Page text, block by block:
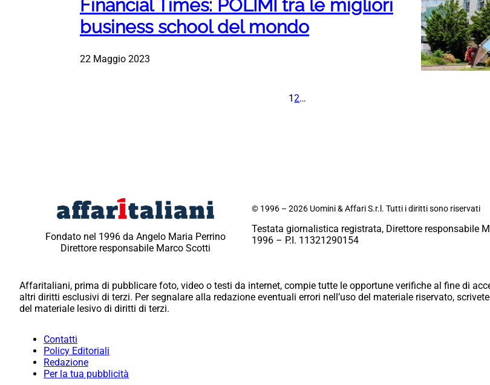
Financial Times: POLIMI tra le migliori
business school del mondo
22 Maggio 2023
12…
Fondato nel 1996 da Angelo Maria Perrino
Direttore responsabile Marco Scotti
© 1996 – 2026 Uomini & Affari S.r.l. Tutti i diritti sono riservati
Testata giornalistica registrata, Direttore responsabile
1996 – P.I. 11321290154
Affaritaliani, prima di pubblicare foto, video o testi da internet, compie tutte le opportune verifiche al fine di
altri diritti esclusivi di terzi. Per segnalare alla redazione eventuali errori nell’uso del materiale riservato,
del materiale lesivo di diritti di terzi.
Contatti
Policy Editoriali
Redazione
Per la tua pubblicità